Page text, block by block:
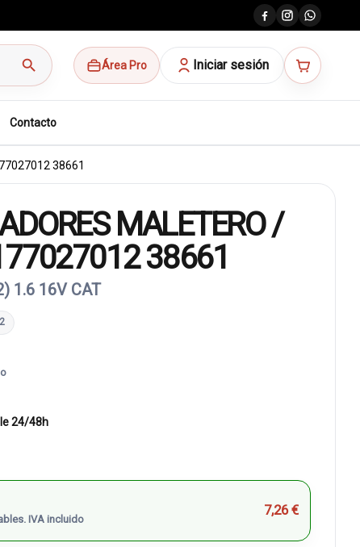
search Área Pro Iniciar sesión
Contacto
38661
MALETERO /
38661
1.6 16V CAT
24/48h
IVA incluido
7,26 €